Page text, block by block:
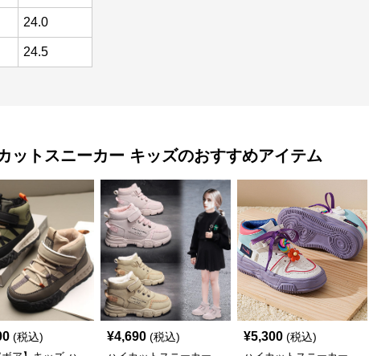
24.0
24.5
ットスニーカー キッズのおすすめアイテム
(税込) ¥4,690 (税込) ¥5,300 (税込)